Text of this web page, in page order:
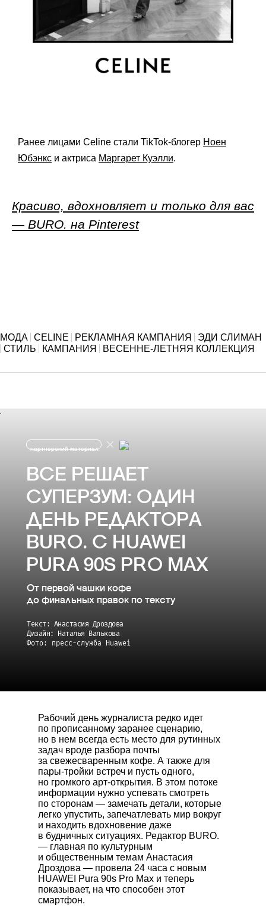
Ранее лицами Celine стали TikTok-блогер Ноен
Юбэнкс и актриса Маргарет Куэлли.
Красиво, вдохновляет и только для вас
— BURO. на Pinterest
МОДА CELINE РЕКЛАМНАЯ КАМПАНИЯ
ЭДИ СЛИМАН
СТИЛЬ
КАМПАНИЯ ВЕСЕННЕ-ЛЕТНЯЯ КОЛЛЕКЦИЯ
партнерский материал
ВСЕ РЕШАЕТ
СУПЕРЗУМ: ОДИН
ДЕНЬ РЕДАКТОРА
BURO. С HUAWEI
PURA 90S PRO MAX
От первой чашки кофе
до финальных правок по тексту
Текст: Анастасия Дроздова
Дизайн: Наталья Валькова
Фото: пресс-служба Huawei
Рабочий день журналиста редко идет
по прописанному заранее сценарию,
но в нем всегда есть место для рутинных
задач вроде разбора почты
за свежесваренным кофе. А также для
пары-тройки встреч и пусть одного,
но громкого арт-открытия. В этом потоке
информации нужно успевать смотреть
по сторонам — замечать детали, которые
легко упустить, запечатлевать мир вокруг
и находить вдохновение даже
в будничных ситуациях. Редактор BURO.
— главная по культурным
и общественным темам Анастасия
Дроздова — провела 24 часа с новым
HUAWEI Pura 90s Pro Max и теперь
показывает, на что способен этот
смартфон.